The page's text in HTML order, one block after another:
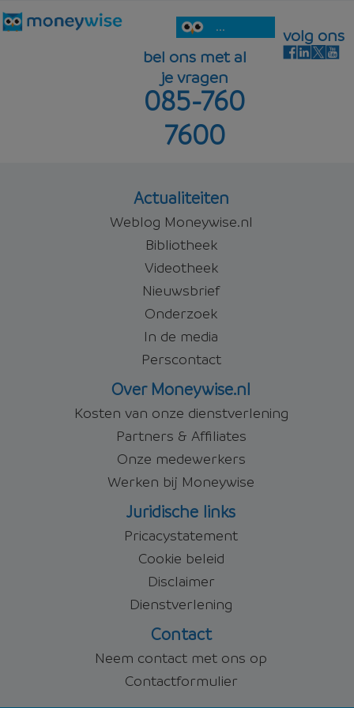
...
bel ons met al
je vragen
085-760
7600
volg ons
Actualiteiten
Weblog Moneywise.nl
Bibliotheek
Videotheek
Nieuwsbrief
Onderzoek
In de media
Perscontact
Over Moneywise.nl
Kosten van onze dienstverlening
Partners & Affiliates
Onze medewerkers
Werken bij Moneywise
Juridische links
Pricacystatement
Cookie beleid
Disclaimer
Dienstverlening
Contact
Neem contact met ons op
Contactformulier